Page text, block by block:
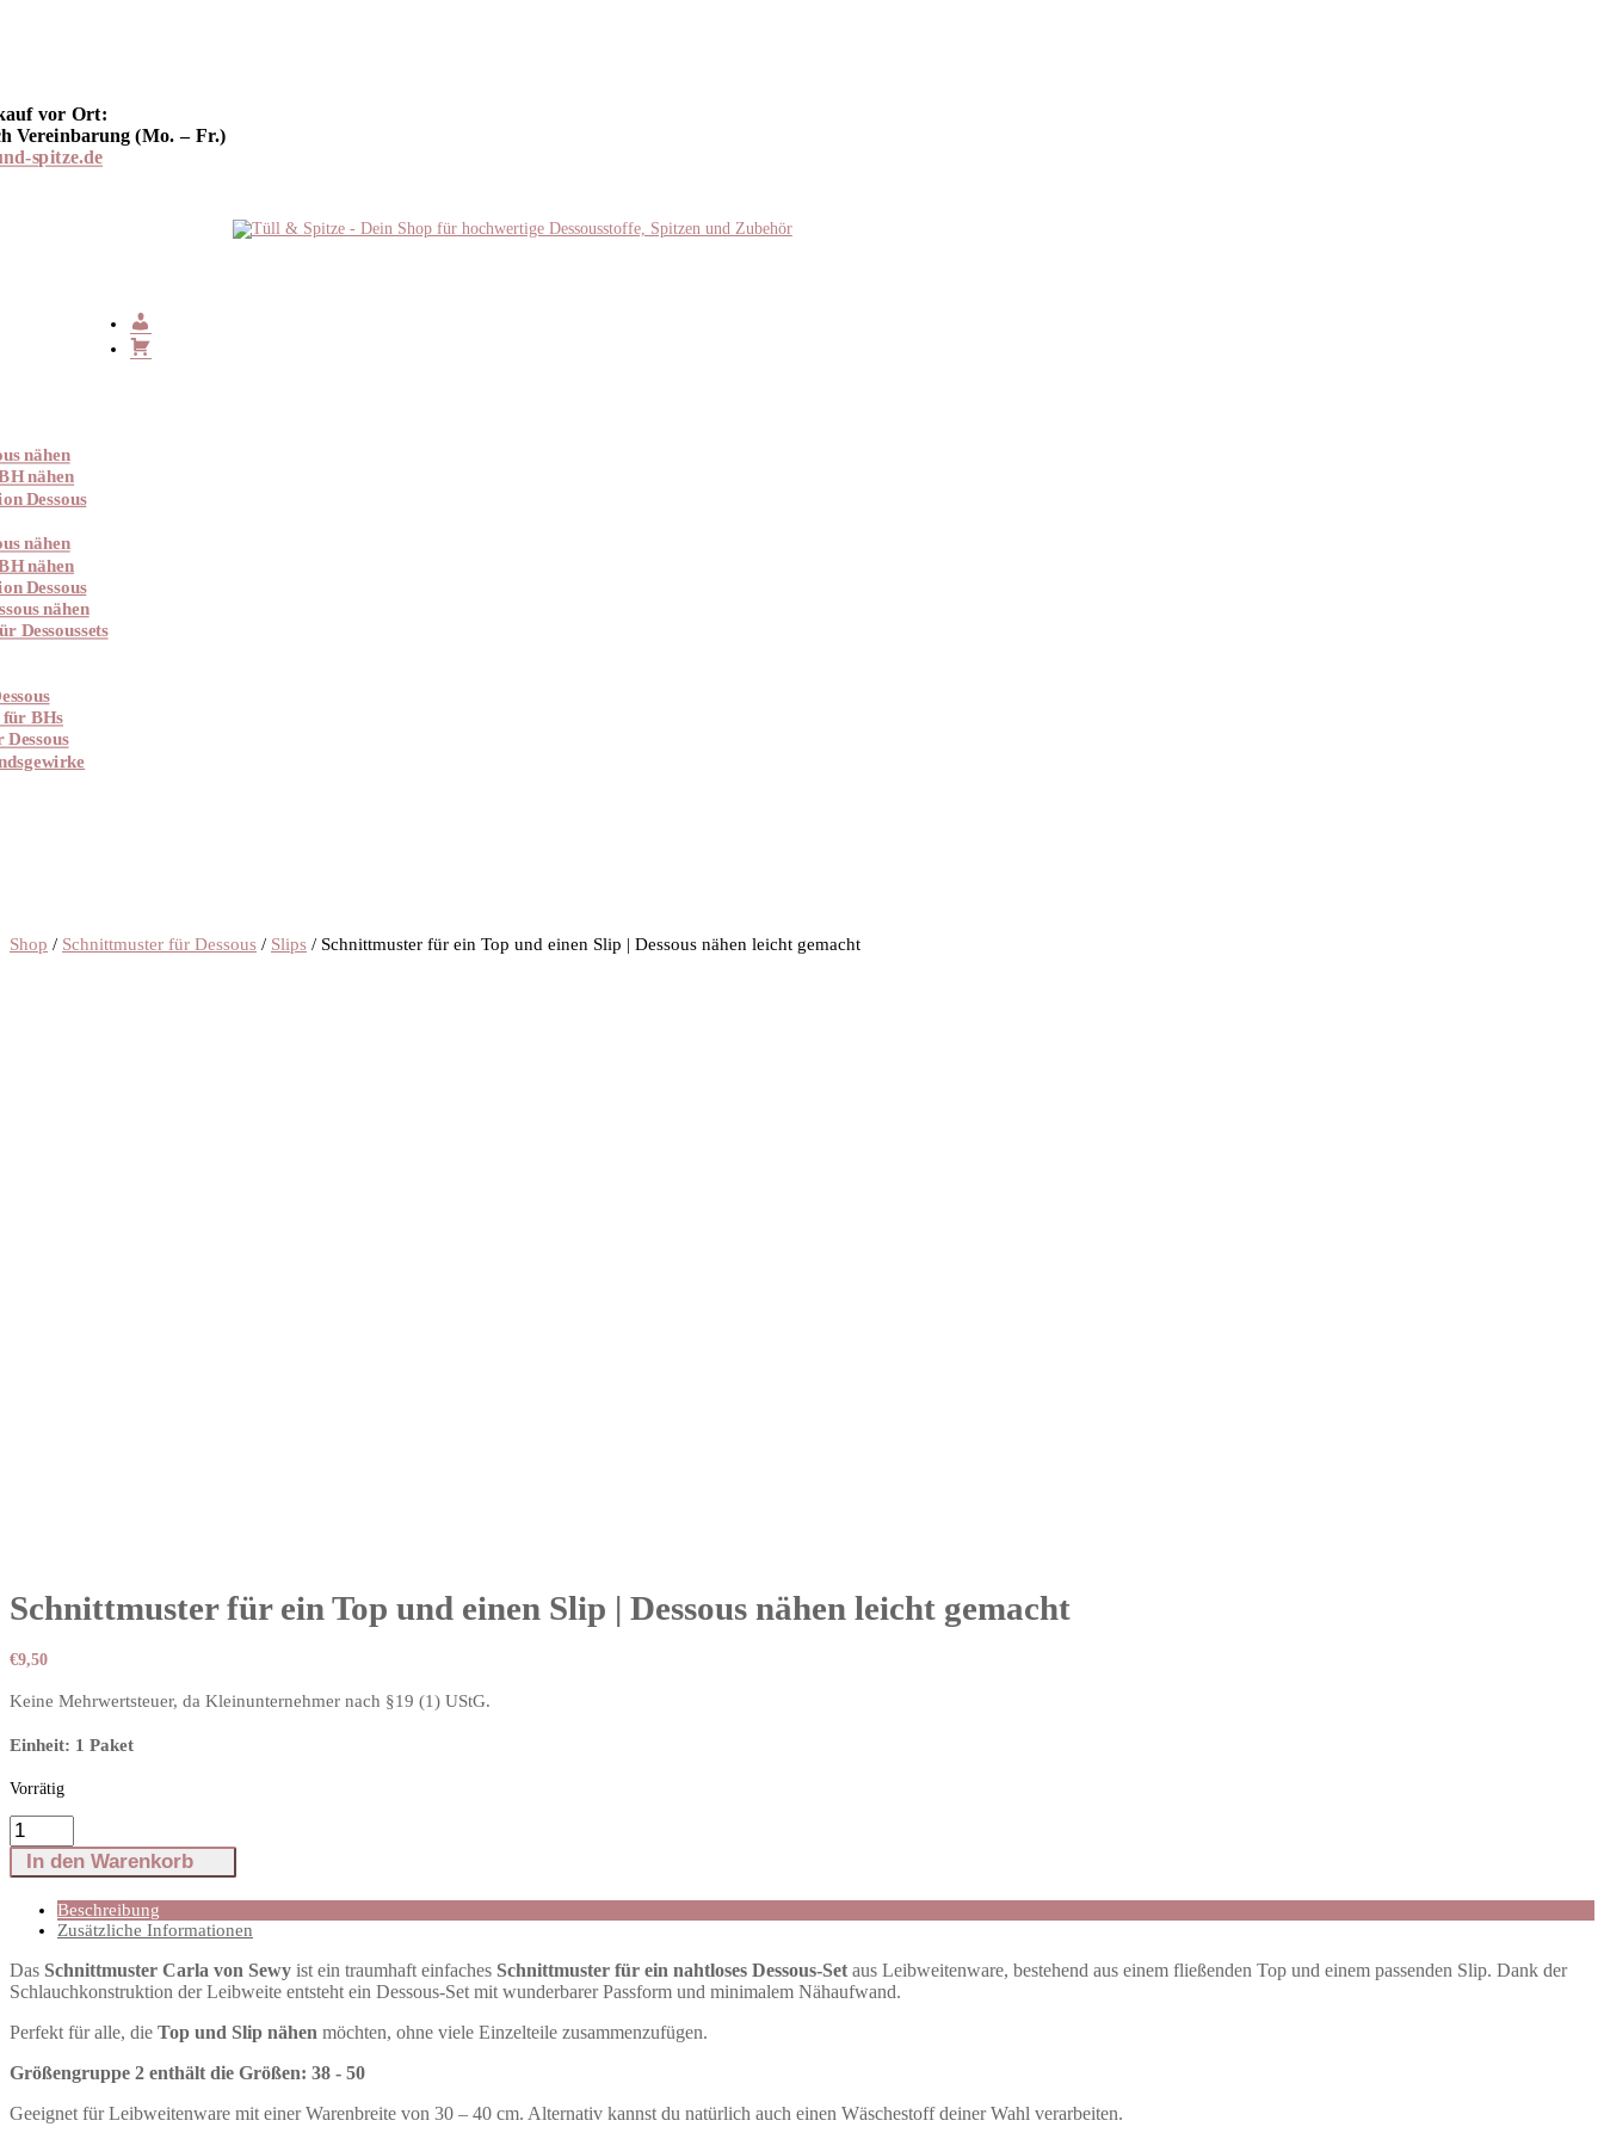
vor Ort:
Vereinbarung (Mo. – Fr.)
spitze.de
nähen
nähen
Dessous
nähen
nähen
Dessous
nähen
Dessoussets
für BHs
Shop / Schnittmuster für Dessous / Slips / Schnittmuster für ein Top und einen Slip | Dessous nähen leicht gemacht
Schnittmuster für ein Top und einen Slip | Dessous nähen leicht gemacht
€9,50
Keine Mehrwertsteuer, da Kleinunternehmer nach §19 (1) UStG.
Einheit: 1 Paket
Vorrätig
Schnittmuster
für
Top
einen
Dessous
nähen
gemacht
In den Warenkorb
Beschreibung
Zusätzliche Informationen
Das Schnittmuster Carla von Sewy ist ein traumhaft einfaches Schnittmuster für ein nahtloses Dessous-Set aus Leibweitenware, bestehend aus einem fließenden Top und einem passenden Slip. Dank der
Schlauchkonstruktion der Leibweite entsteht ein Dessous-Set mit wunderbarer Passform und minimalem Nähaufwand.
Perfekt für alle, die Top und Slip nähen möchten, ohne viele Einzelteile zusammenzufügen.
Größengruppe 2 enthält die Größen: 38 - 50
Geeignet für Leibweitenware mit einer Warenbreite von 30 – 40 cm. Alternativ kannst du natürlich auch einen Wäschestoff deiner Wahl verarbeiten.